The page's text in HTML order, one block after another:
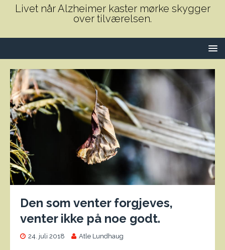
Livet når Alzheimer kaster mørke skygger
over tilværelsen.
Den som venter forgjeves,
venter ikke på noe godt.
24. juli 2018 Atle Lundhaug